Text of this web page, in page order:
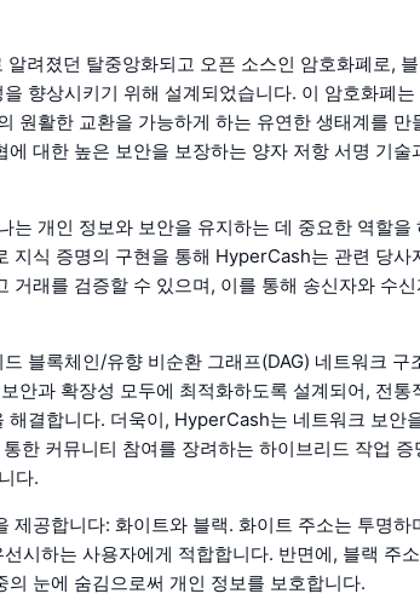
려졌던 탈중앙화되고 오픈 소스인 암호화폐로,
향상시키기 위해 설계되었습니다. 이 암호화폐
원활한 교환을 가능하게 하는 유연한 생태계를 만
대한 높은 보안을 보장하는 양자 저항 서명 기술
는 개인 정보와 보안을 유지하는 데 중요한 역할을
지식 증명의 구현을 통해 HyperCash는 관련 당사
거래를 검증할 수 있으며, 이를 통해 송신자와 수
블록체인/유향 비순환 그래프(DAG) 네트워크 구
안과 확장성 모두에 최적화하도록 설계되어, 전통
해결합니다. 더욱이, HyperCash는 네트워크 보안
한 커뮤니티 참여를 장려하는 하이브리드 작업
다.
제공합니다: 화이트와 블랙. 화이트 주소는 투명하
시하는 사용자에게 적합합니다. 반면에, 블랙 주
의 눈에 숨김으로써 개인 정보를 보호합니다.